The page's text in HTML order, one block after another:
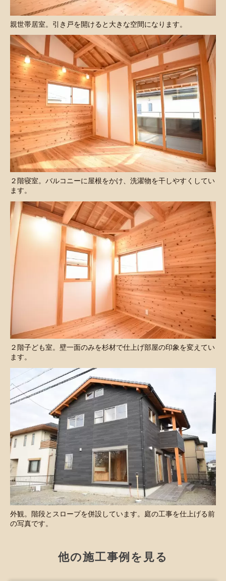
親世帯居室。引き戸を開けると大きな空間になります。
２階寝室。バルコニーに屋根をかけ、洗濯物を干しやすくしてい
ます。
２階子ども室。壁一面のみを杉材で仕上げ部屋の印象を変えてい
ます。
外観。階段とスロープを併設しています。庭の工事を仕上げる前
の写真です。
他の施工事例を見る